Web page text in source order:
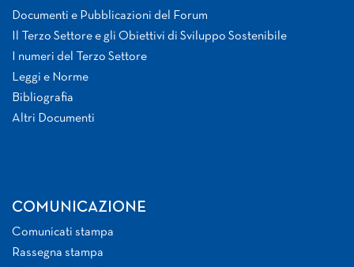
Documenti e Pubblicazioni del Forum
Il Terzo Settore e gli Obiettivi di Sviluppo Sostenibile
I numeri del Terzo Settore
Leggi e Norme
Bibliografia
Altri Documenti
COMUNICAZIONE
Comunicati stampa
Rassegna stampa